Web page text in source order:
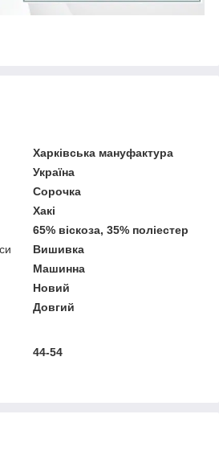
Харківська мануфактура
Україна
Сорочка
Хакі
65% віскоза, 35% поліестер
Вишивка
Машинна
Новий
Довгий
44-54